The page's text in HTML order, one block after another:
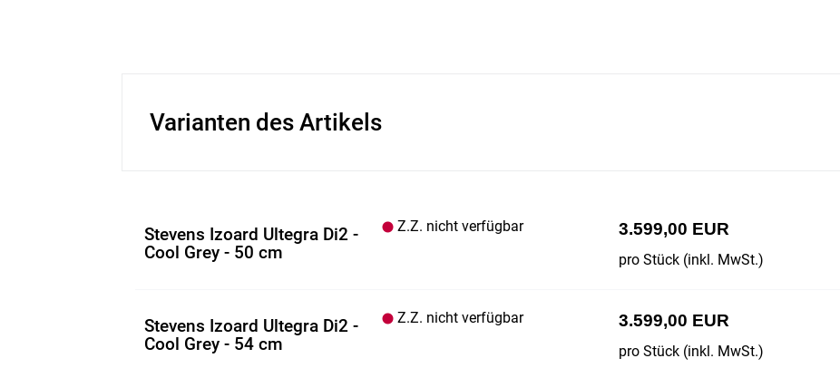
Varianten des Artikels
Stevens Izoard Ultegra Di2 -
Cool Grey - 50 cm
Z.Z. nicht verfügbar 3.599,00 EUR
pro Stück (inkl. MwSt.)
Stevens Izoard Ultegra Di2 -
Cool Grey - 54 cm
Z.Z. nicht verfügbar 3.599,00 EUR
pro Stück (inkl. MwSt.)